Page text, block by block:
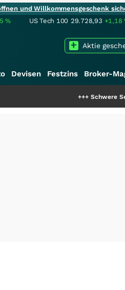
und Willkommensgeschenk
% US Tech 100 29.728,93 +1,18
Aktie
Devisen Festzins Broker-
Schwere Seltene